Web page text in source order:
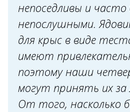
непоседливы и
непослушными.
для крыс в виде
имеют
поэтому наши
могут принять их за
От того, насколько